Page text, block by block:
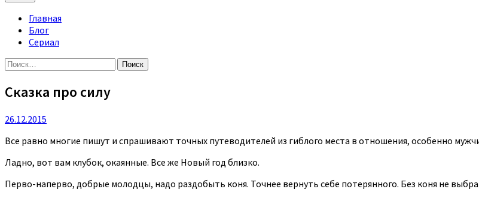
Главная
Блог
Сериал
Найти:
Сказка про силу
26.12.2015
Все равно многие пишут и спрашивают точных путеводителей из гиблого места в отношения, особенно
Ладно, вот вам клубок, окаянные. Все же Новый год близко.
Перво-наперво, добрые молодцы, надо раздобыть коня. Точнее вернуть себе потерянного. Без коня не